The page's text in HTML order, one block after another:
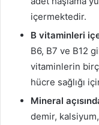
içermektedir.
B vitaminleri
B6, B7 ve B12
vitaminlerin
hücre sağlığı
Mineral
demir,